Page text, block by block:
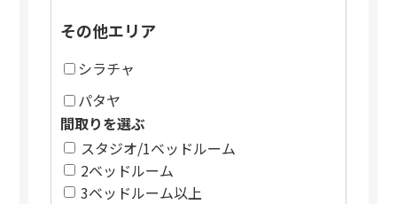
その他エリア
シラチャ
パタヤ
間取りを選ぶ
スタジオ/1ベッドルーム
2ベッドルーム
3ベッドルーム以上